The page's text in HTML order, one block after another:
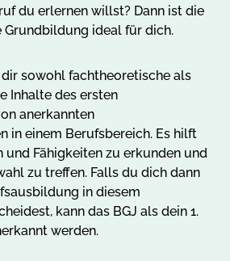
du erlernen willst? Dann ist die
Grundbildung ideal für dich.
sowohl fachtheoretische als
Inhalte des ersten
anerkannten
in einem Berufsbereich. Es hilft
und Fähigkeiten zu erkunden und
zu treffen. Falls du dich dann
in diesem
kann das BGJ als dein 1.
werden.